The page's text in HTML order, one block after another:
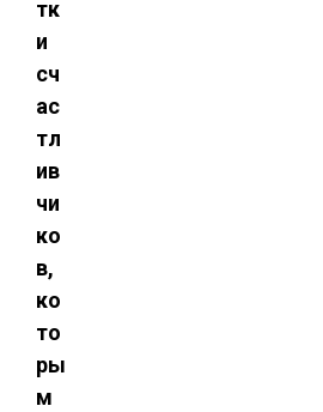
тк
и
сч
ас
тл
ив
чи
ко
в,
ко
то
ры
м